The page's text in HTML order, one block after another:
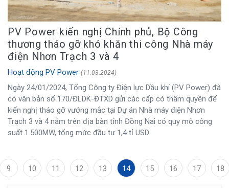
PV Power kiến nghị Chính phủ, Bộ Công
thương tháo gỡ khó khăn thi công Nhà máy
điện Nhơn Trạch 3 và 4
Hoạt động PV Power (11.03.2024)
Ngày 24/01/2024, Tổng Công ty Điện lực Dầu khí (PV Power) đã
có văn bản số 170/ĐLDK-ĐTXD gửi các cấp có thẩm quyền để
kiến nghị tháo gỡ vướng mắc tại Dự án Nhà máy điện Nhơn
Trạch 3 và 4 nằm trên địa bàn tỉnh Đồng Nai có quy mô công
suất 1.500MW, tổng mức đầu tư 1,4 tỉ USD.
9 10 11 12 13 14 15 16 17 18